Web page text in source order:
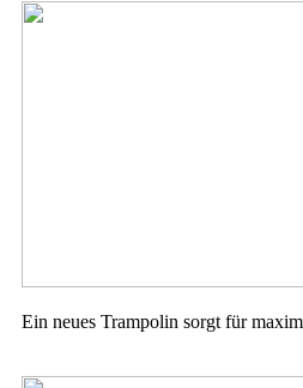
Ein neues Trampolin sorgt für